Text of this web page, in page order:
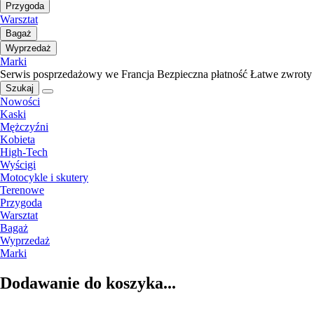
Przygoda
Warsztat
Bagaż
Wyprzedaż
Marki
Serwis posprzedażowy we Francja Bezpieczna płatność Łatwe zwroty
Szukaj
Nowości
Kaski
Mężczyźni
Kobieta
High-Tech
Wyścigi
Motocykle i skutery
Terenowe
Przygoda
Warsztat
Bagaż
Wyprzedaż
Marki
Dodawanie do koszyka...